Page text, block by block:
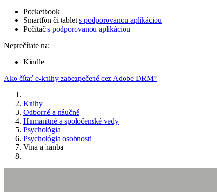
Pocketbook
Smartfón či tablet s podporovanou aplikáciou
Počítač s podporovanou aplikáciou
Neprečítate na:
Kindle
Ako čítať e-knihy zabezpečené cez Adobe DRM?
Knihy
Odborné a náučné
Humanitné a spoločenské vedy
Psychológia
Psychológia osobnosti
Vina a hanba